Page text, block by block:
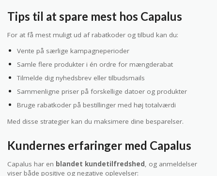
Tips til at spare mest hos Capalus
For at få mest muligt ud af rabatkoder og tilbud kan du:
Vente på særlige kampagneperioder
Samle flere produkter i én ordre for mængderabat
Tilmelde dig nyhedsbrev eller tilbudsmails
Sammenligne priser på forskellige datoer og produkter
Bruge rabatkoder på bestillinger med høj totalværdi
Med disse strategier kan du maksimere dine besparelser.
Kundernes erfaringer med Capalus
Capalus har en blandet kundetilfredshed, og anmeldelser
viser både positive og negative oplevelser: